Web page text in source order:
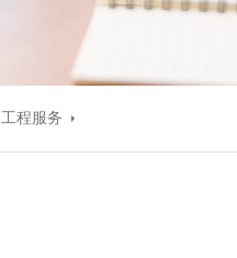
工程服务